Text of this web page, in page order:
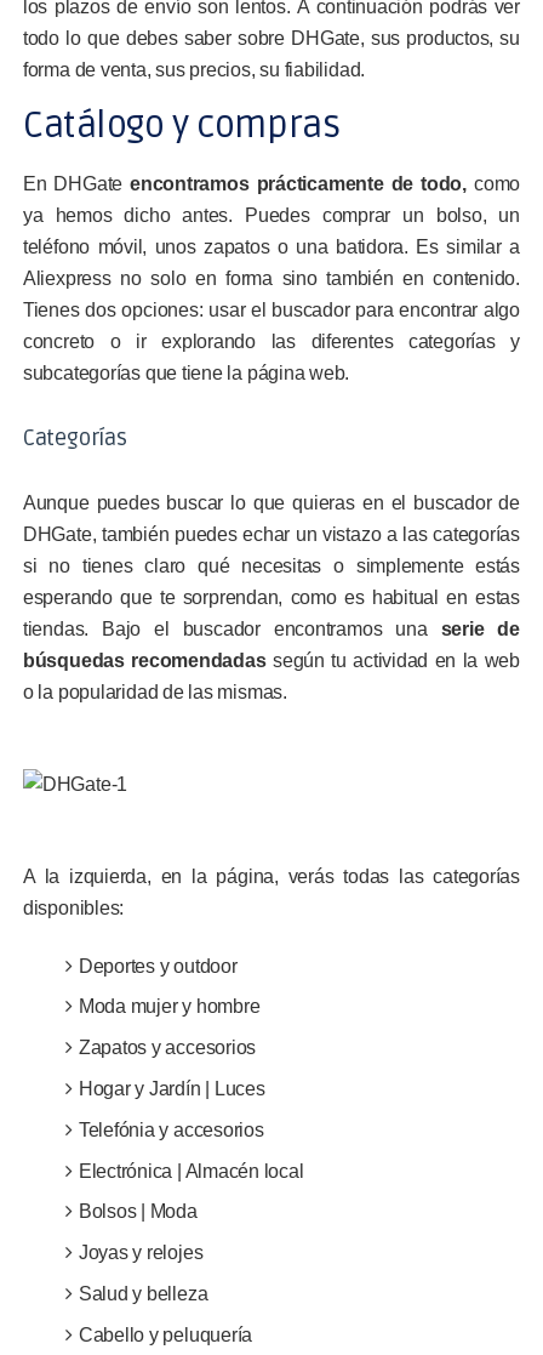
los plazos de envío son lentos. A continuación podrás ver
todo lo que debes saber sobre DHGate, sus productos, su
forma de venta, sus precios, su fiabilidad.
Catálogo y compras
En DHGateencontramos prácticamente de todo,como
ya hemos dicho antes. Puedes comprar un bolso, un
teléfono móvil, unos zapatos o una batidora. Es similar a
Aliexpress no solo en forma sino también en contenido.
Tienes dos opciones: usar el buscador para encontrar algo
concreto o ir explorando las diferentes categorías y
subcategorías que tiene la página web.
Categorías
Aunque puedes buscar lo que quieras en el buscador de
DHGate, también puedes echar un vistazo a las categorías
si no tienes claro qué necesitas o simplemente estás
esperando que te sorprendan, como es habitual en estas
tiendas. Bajo el buscador encontramos una serie de
búsquedas recomendadassegún tu actividad en la web
o la popularidad de las mismas.
A la izquierda, en la página, verás todas las categorías
disponibles:
Deportes y outdoor
Moda mujer y hombre
Zapatos y accesorios
Hogar y Jardín | Luces
Telefónia y accesorios
Electrónica | Almacén local
Bolsos | Moda
Joyas y relojes
Salud y belleza
Cabello y peluquería